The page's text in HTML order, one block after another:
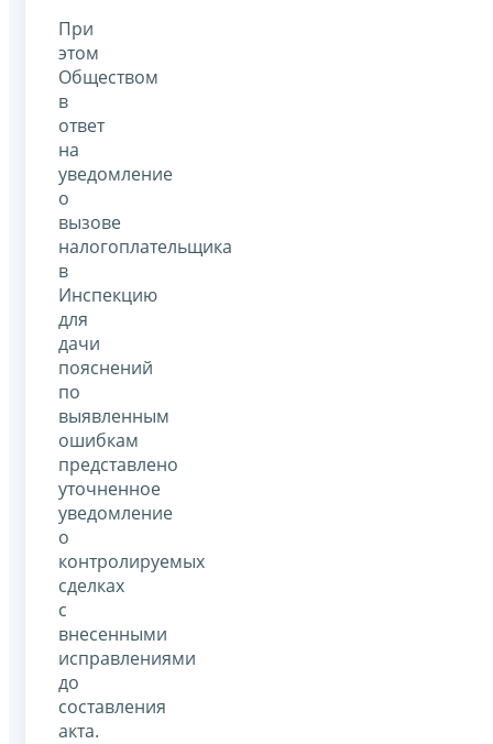
При
этом
Обществом
в
ответ
на
уведомление
о
вызове
налогоплательщика
в
Инспекцию
для
дачи
пояснений
по
выявленным
ошибкам
представлено
уточненное
уведомление
о
контролируемых
сделках
с
внесенными
исправлениями
до
составления
акта.